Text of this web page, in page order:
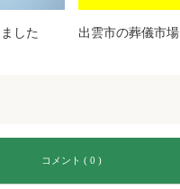
した 出雲市の葬儀市場
コメント ( 0 )